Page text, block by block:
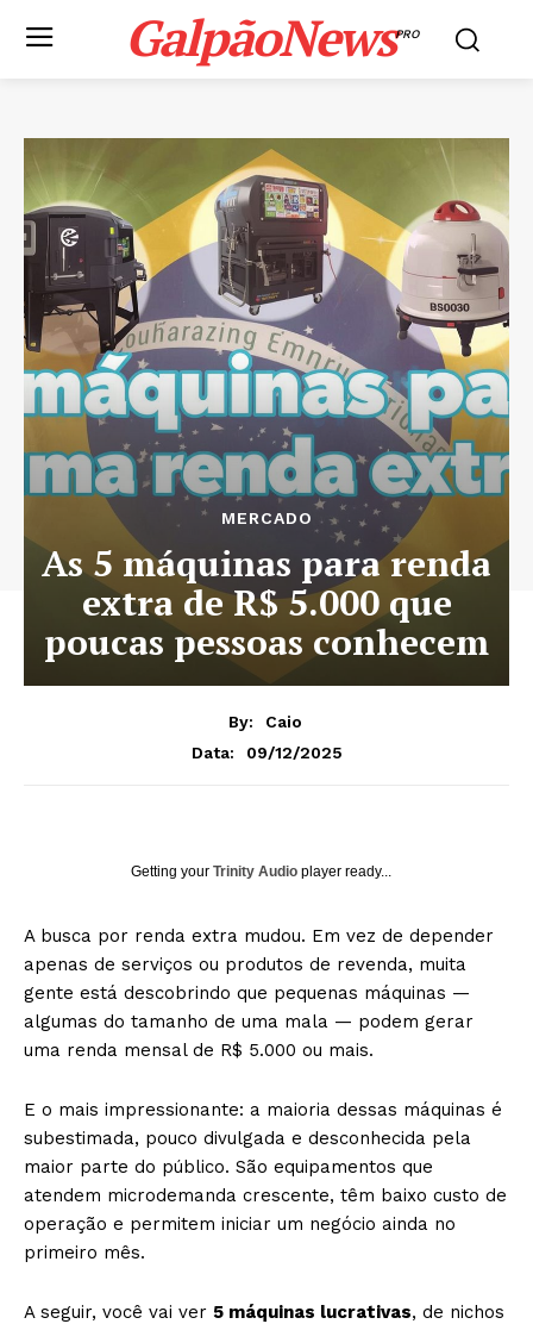
GalpãoNewsPRO
MERCADO
As 5 máquinas para renda
extra de R$ 5.000 que
poucas pessoas conhecem
By:
Caio
Data:
09/12/2025
Getting your Trinity Audio player ready...
A busca por renda extra mudou. Em vez de depender
apenas de serviços ou produtos de revenda, muita
gente está descobrindo que pequenas máquinas —
algumas do tamanho de uma mala — podem gerar
uma renda mensal de R$ 5.000 ou mais.
E o mais impressionante: a maioria dessas máquinas é
subestimada, pouco divulgada e desconhecida pela
maior parte do público. São equipamentos que
atendem microdemanda crescente, têm baixo custo de
operação e permitem iniciar um negócio ainda no
primeiro mês.
A seguir, você vai ver 5 máquinas lucrativas, de nichos